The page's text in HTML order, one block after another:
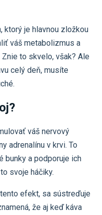
ktorý je hlavnou zložkou
váš metabolizmus a
to skvelo, však? Ale
celý deň, musíte
váš nervový
adrenalínu v krvi. To
bunky a podporuje ich
svoje háčiky.
efekt, sa sústreďuje
že aj keď káva